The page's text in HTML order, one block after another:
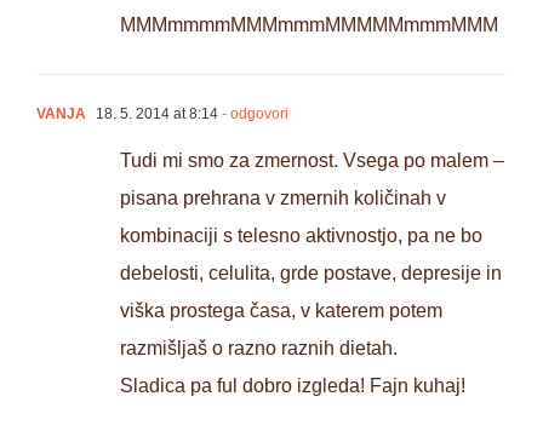
MMMmmmmMMMmmmMMMMMmmmMMM
VANJA 18. 5. 2014 at 8:14 - odgovori
Tudi mi smo za zmernost. Vsega po malem –
pisana prehrana v zmernih količinah v
kombinaciji s telesno aktivnostjo, pa ne bo
debelosti, celulita, grde postave, depresije in
viška prostega časa, v katerem potem
razmišljaš o razno raznih dietah.
Sladica pa ful dobro izgleda! Fajn kuhaj!